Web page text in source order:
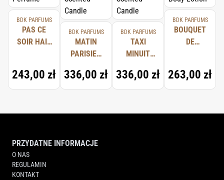
BDK PARFUMS
PAS CE
SOIR HAIR
243,00 zł
BDK PARFUMS
MATIN
PARISIEN
CANDLE
336,00 zł
BDK PARFUMS
TAXI
MINUIT
CANDLE
336,00 zł
BDK PARFUMS
BOUQUET
DE
LOTION
263,00 zł
PRZYDATNE INFORMACJE
O NAS
REGULAMIN
KONTAKT